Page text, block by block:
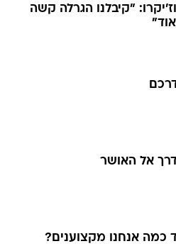
"קיבלנו הגרלה קשה
אל האושר
כמה אנחנו מקצוענים?